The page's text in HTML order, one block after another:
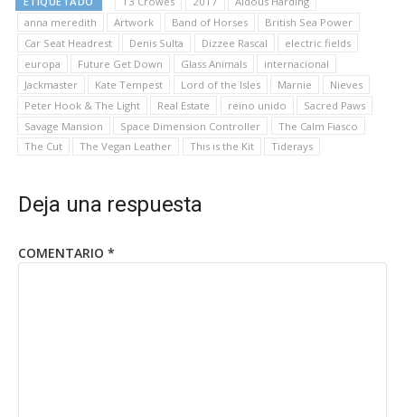
anna meredith
Artwork Band of Horses
British Sea Power
Car Seat Headrest
Denis Sulta Dizzee Rascal
electric fields
europa
Future Get Down Glass Animals
internacional
Jackmaster
Kate Tempest Lord of the Isles Marnie
Nieves
Peter Hook & The Light
Real Estate reino unido
Sacred Paws
Savage Mansion
Space Dimension Controller
The Calm Fiasco
The Cut
The Vegan Leather This is the Kit Tiderays
Deja una respuesta
COMENTARIO *